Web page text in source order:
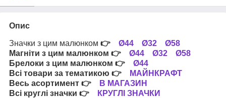
Опис
Значки з цим малюнком 👉 Ø44 Ø32
Ø58
Магніти з цим малюнком 👉 Ø44 Ø32
Ø58
Брелоки з цим малюнком 👉 Ø44
Всі товари за тематикою 👉
МАЙНКРАФТ
Весь асортимент 👉
В МАГАЗИН
Всі круглі значки 👉
КРУГЛІ ЗНАЧКИ